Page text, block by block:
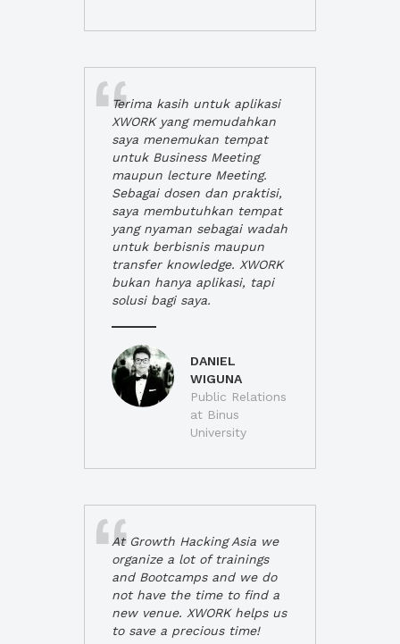
Terima kasih untuk aplikasi
XWORK yang memudahkan
saya menemukan tempat
untuk Business Meeting
maupun lecture Meeting.
Sebagai dosen dan praktisi,
saya membutuhkan tempat
yang nyaman sebagai wadah
untuk berbisnis maupun
transfer knowledge. XWORK
bukan hanya aplikasi, tapi
solusi bagi saya.
DANIEL
WIGUNA
Public Relations
at Binus
University
At Growth Hacking Asia we
organize a lot of trainings
and Bootcamps and we do
not have the time to find a
new venue. XWORK helps us
to save a precious time!